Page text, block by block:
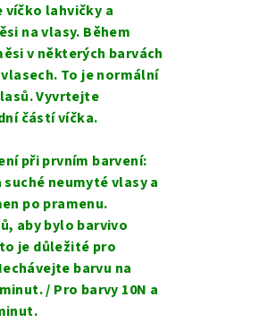
víčko lahvičky a
na vlasy. Během
v některých barvách
To je normální
Vyvrtejte
částí víčka.
při prvním barvení:
neumyté vlasy a
po pramenu.
aby bylo barvivo
je důležité pro
barvu na
/ Pro barvy 10N a